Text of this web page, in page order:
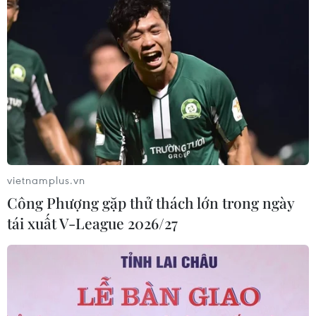
Chủ tịch Liên đoàn Bóng đá thế giới
chịu sức ép chưa từng có
06/08/2026 04:12
Futsal Việt Nam bất bại sau trận hòa
khó tin trước chủ nhà Thái Lan
06/08/2026 02:38
Toàn cảnh ASEAN Cup: Thái
Lan "thắng như chẻ tre", thách thức
05/08/2026 07:15
vietnamplus.vn
Công Phượng gặp thử thách lớn trong ngày
tái xuất V-League 2026/27